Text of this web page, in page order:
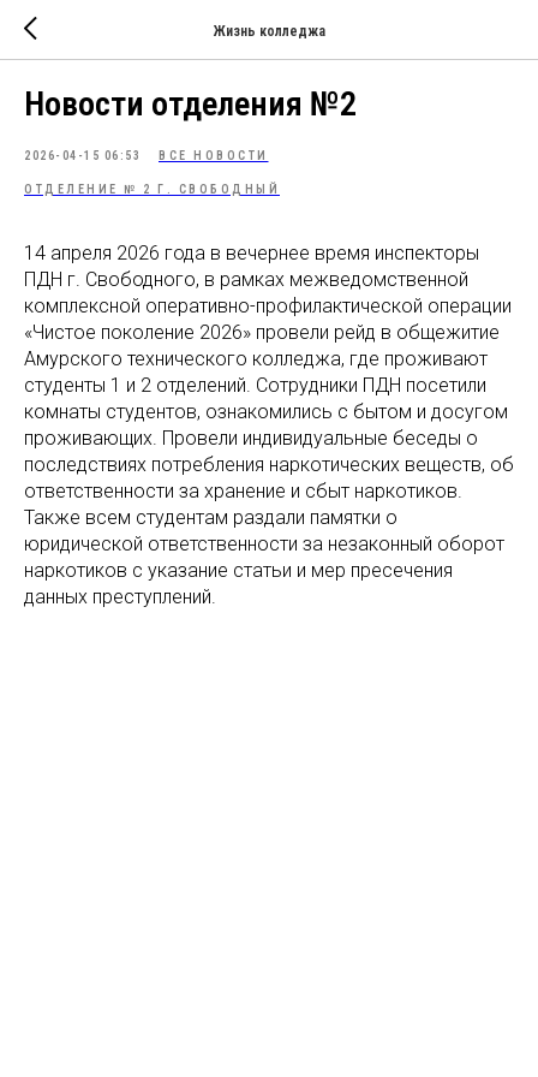
Жизнь колледжа
Новости отделения №2
2026-04-15 06:53 ВСЕ НОВОСТИ
ОТДЕЛЕНИЕ № 2 Г. СВОБОДНЫЙ
14 апреля 2026 года в вечернее время инспекторы
ПДН г. Свободного, в рамках межведомственной
комплексной оперативно-профилактической операции
«Чистое поколение 2026» провели рейд в общежитие
Амурского технического колледжа, где проживают
студенты 1 и 2 отделений. Сотрудники ПДН посетили
комнаты студентов, ознакомились с бытом и досугом
проживающих. Провели индивидуальные беседы о
последствиях потребления наркотических веществ, об
ответственности за хранение и сбыт наркотиков.
Также всем студентам раздали памятки о
юридической ответственности за незаконный оборот
наркотиков с указание статьи и мер пресечения
данных преступлений.